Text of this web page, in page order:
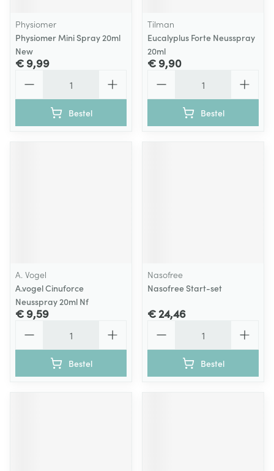
Physiomer
Physiomer Mini Spray 20ml
New
€ 9,99
Bestel
Tilman
Eucalyplus Forte Neusspray
20ml
€ 9,90
Bestel
A. Vogel
A.vogel Cinuforce
Neusspray 20ml Nf
€ 9,59
Bestel
Nasofree
Nasofree Start-set
€ 24,46
Bestel